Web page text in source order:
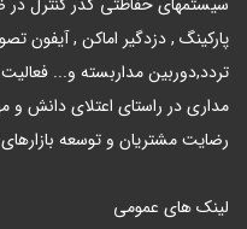
پارکینگ , دزدگیر اماکن , آیفون
تردد,دوربین مداربسته و...
مداری در راستای اعتلای دانش و
رضایت مشتریان و توسعه
لینک های عمومی